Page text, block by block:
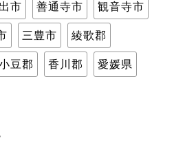
市 善通寺市 観音寺市
三豊市 綾歌郡
豆郡 香川郡 愛媛県